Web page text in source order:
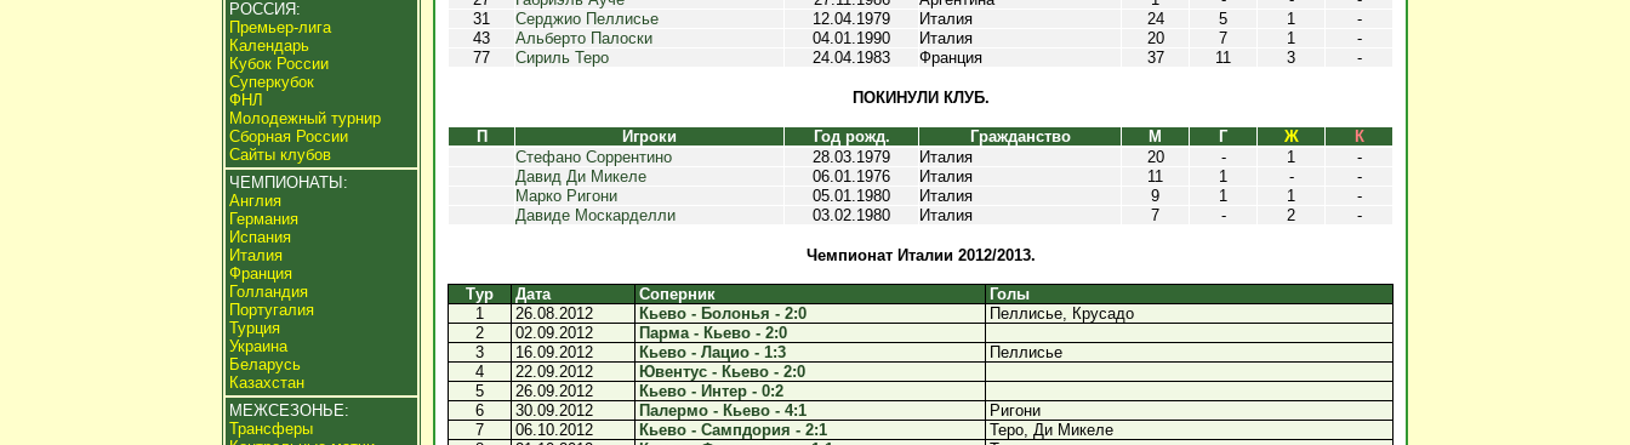
РОССИЯ:
Премьер-лига
Календарь
Кубок России
Суперкубок
ФНЛ
Молодежный турнир
Сборная России
Сайты клубов
ЧЕМПИОНАТЫ:
Англия
Германия
Испания
Италия
Франция
Голландия
Португалия
Турция
Украина
Беларусь
Казахстан
МЕЖСЕЗОНЬЕ:
Трансферы
31
Серджио Пеллисье 12.04.1979 Италия 24 5 1
-
43
Альберто Палоски 04.01.1990 Италия 20 7 1
-
77
Сириль Теро 24.04.1983 Франция 37 11 3 -
ПОКИНУЛИ КЛУБ.
П Игроки Год рожд. Гражданство М Г Ж
К
Стефано Соррентино
28.03.1979 Италия 20 - 1
-
Давид Ди Микеле
06.01.1976 Италия 11 1 -
-
Марко Ригони
05.01.1980 Италия 9 1 1
-
Давиде Москарделли
03.02.1980 Италия 7 - 2 -
Чемпионат Италии 2012/2013.
Тур Дата Соперник
Голы
1
26.08.2012 Кьево - Болонья - 2:0
Пеллисье, Крусадо
2
02.09.2012
Парма - Кьево - 2:0
3
16.09.2012 Кьево - Лацио - 1:3
Пеллисье
4
22.09.2012
Ювентус - Кьево - 2:0
5
26.09.2012
Кьево - Интер - 0:2
6
30.09.2012 Палермо - Кьево - 4:1
Ригони
7
06.10.2012 Кьево - Сампдория - 2:1
Теро, Ди Микеле